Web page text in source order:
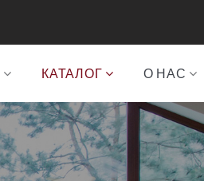
КАТАЛОГ О НАС